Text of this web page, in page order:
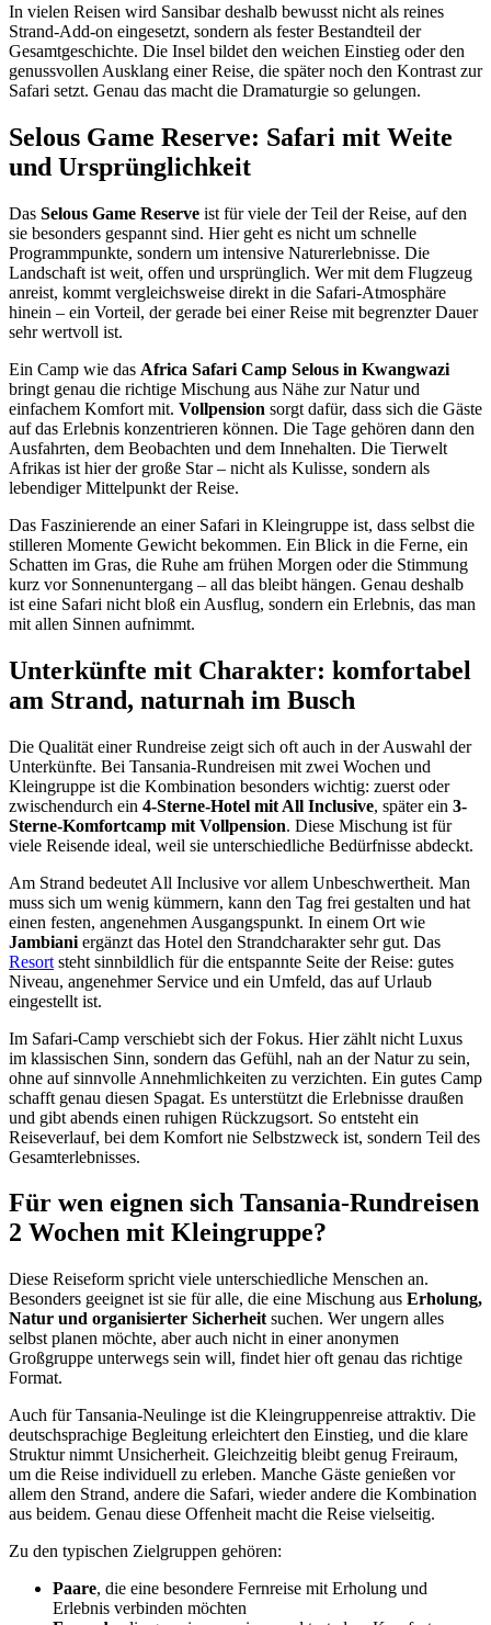
In vielen Reisen wird Sansibar deshalb bewusst nicht als reines
Strand-Add-on eingesetzt, sondern als fester Bestandteil der
Gesamtgeschichte. Die Insel bildet den weichen Einstieg oder den
genussvollen Ausklang einer Reise, die später noch den Kontrast zur
Safari setzt. Genau das macht die Dramaturgie so gelungen.
Selous Game Reserve: Safari mit Weite
und Ursprünglichkeit
Das Selous Game Reserve ist für viele der Teil der Reise, auf den
sie besonders gespannt sind. Hier geht es nicht um schnelle
Programmpunkte, sondern um intensive Naturerlebnisse. Die
Landschaft ist weit, offen und ursprünglich. Wer mit dem Flugzeug
anreist, kommt vergleichsweise direkt in die Safari-Atmosphäre
hinein – ein Vorteil, der gerade bei einer Reise mit begrenzter Dauer
sehr wertvoll ist.
Ein Camp wie das Africa Safari Camp Selous in Kwangwazi
bringt genau die richtige Mischung aus Nähe zur Natur und
einfachem Komfort mit. Vollpension sorgt dafür, dass sich die Gäste
auf das Erlebnis konzentrieren können. Die Tage gehören dann den
Ausfahrten, dem Beobachten und dem Innehalten. Die Tierwelt
Afrikas ist hier der große Star – nicht als Kulisse, sondern als
lebendiger Mittelpunkt der Reise.
Das Faszinierende an einer Safari in Kleingruppe ist, dass selbst die
stilleren Momente Gewicht bekommen. Ein Blick in die Ferne, ein
Schatten im Gras, die Ruhe am frühen Morgen oder die Stimmung
kurz vor Sonnenuntergang – all das bleibt hängen. Genau deshalb
ist eine Safari nicht bloß ein Ausflug, sondern ein Erlebnis, das man
mit allen Sinnen aufnimmt.
Unterkünfte mit Charakter: komfortabel
am Strand, naturnah im Busch
Die Qualität einer Rundreise zeigt sich oft auch in der Auswahl der
Unterkünfte. Bei Tansania-Rundreisen mit zwei Wochen und
Kleingruppe ist die Kombination besonders wichtig: zuerst oder
zwischendurch ein 4-Sterne-Hotel mit All Inclusive, später ein 3-
Sterne-Komfortcamp mit Vollpension. Diese Mischung ist für
viele Reisende ideal, weil sie unterschiedliche Bedürfnisse abdeckt.
Am Strand bedeutet All Inclusive vor allem Unbeschwertheit. Man
muss sich um wenig kümmern, kann den Tag frei gestalten und hat
einen festen, angenehmen Ausgangspunkt. In einem Ort wie
Jambiani ergänzt das Hotel den Strandcharakter sehr gut. Das
Resort steht sinnbildlich für die entspannte Seite der Reise: gutes
Niveau, angenehmer Service und ein Umfeld, das auf Urlaub
eingestellt ist.
Im Safari-Camp verschiebt sich der Fokus. Hier zählt nicht Luxus
im klassischen Sinn, sondern das Gefühl, nah an der Natur zu sein,
ohne auf sinnvolle Annehmlichkeiten zu verzichten. Ein gutes Camp
schafft genau diesen Spagat. Es unterstützt die Erlebnisse draußen
und gibt abends einen ruhigen Rückzugsort. So entsteht ein
Reiseverlauf, bei dem Komfort nie Selbstzweck ist, sondern Teil des
Gesamterlebnisses.
Für wen eignen sich Tansania-Rundreisen
2 Wochen mit Kleingruppe?
Diese Reiseform spricht viele unterschiedliche Menschen an.
Besonders geeignet ist sie für alle, die eine Mischung aus Erholung,
Natur und organisierter Sicherheit suchen. Wer ungern alles
selbst planen möchte, aber auch nicht in einer anonymen
Großgruppe unterwegs sein will, findet hier oft genau das richtige
Format.
Auch für Tansania-Neulinge ist die Kleingruppenreise attraktiv. Die
deutschsprachige Begleitung erleichtert den Einstieg, und die klare
Struktur nimmt Unsicherheit. Gleichzeitig bleibt genug Freiraum,
um die Reise individuell zu erleben. Manche Gäste genießen vor
allem den Strand, andere die Safari, wieder andere die Kombination
aus beidem. Genau diese Offenheit macht die Reise vielseitig.
Zu den typischen Zielgruppen gehören:
Paare, die eine besondere Fernreise mit Erholung und
Erlebnis verbinden möchten